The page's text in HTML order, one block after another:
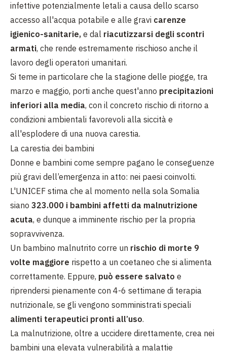
infettive potenzialmente letali a causa dello scarso
accesso all'acqua potabile e alle gravi carenze
igienico-sanitarie, e dal riacutizzarsi degli scontri
armati, che rende estremamente rischioso anche il
lavoro degli operatori umanitari.
Si teme in particolare che la stagione delle piogge, tra
marzo e maggio, porti anche quest'anno precipitazioni
inferiori alla media, con il concreto rischio di ritorno a
condizioni ambientali favorevoli alla siccità e
all'esplodere di una nuova carestia.
La carestia dei bambini
Donne e bambini come sempre pagano le conseguenze
più gravi dell’emergenza in atto: nei paesi coinvolti.
L'UNICEF stima che al momento nella sola Somalia
siano 323.000 i bambini affetti da malnutrizione
acuta, e dunque a imminente rischio per la propria
sopravvivenza.
Un bambino malnutrito corre un rischio di morte 9
volte maggiore rispetto a un coetaneo che si alimenta
correttamente. Eppure, può essere salvato e
riprendersi pienamente con 4-6 settimane di terapia
nutrizionale, se gli vengono somministrati speciali
alimenti terapeutici pronti all’uso.
La malnutrizione, oltre a uccidere direttamente, crea nei
bambini una elevata vulnerabilità a malattie